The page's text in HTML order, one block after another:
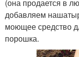
(она продается в
добавляем
моющее средство
порошка.